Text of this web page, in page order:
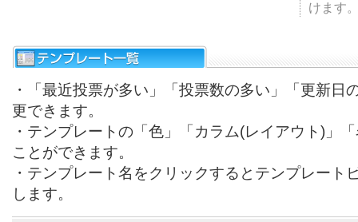
けます
・「最近投票が多い」「投票数の多い」「更新日
更できます。
・テンプレートの「色」「カラム(レイアウト)」
ことができます。
・テンプレート名をクリックするとテンプレート
します。